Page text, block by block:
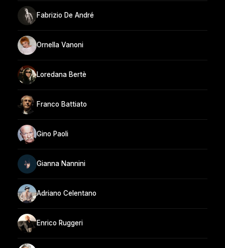
Fabrizio De André
Ornella Vanoni
Loredana Bertè
Franco Battiato
Gino Paoli
Gianna Nannini
Adriano Celentano
Enrico Ruggeri